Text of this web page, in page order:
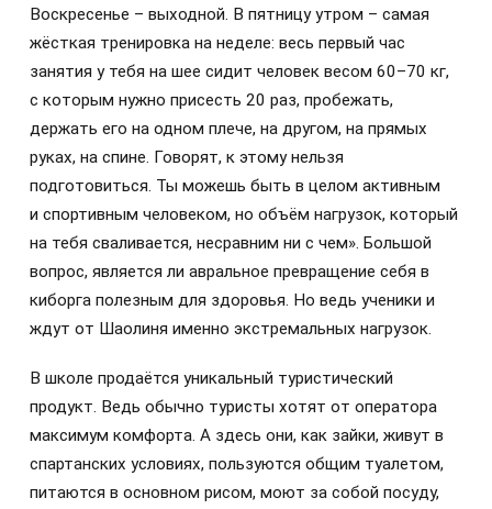
Воскресенье – выходной. В пятницу утром – самая
жёсткая тренировка на неделе: весь первый час
занятия у тебя на шее сидит человек весом 60–70 кг,
с которым нужно присесть 20 раз, пробежать,
держать его на одном плече, на другом, на прямых
руках, на спине. Говорят, к этому нельзя
подготовиться. Ты можешь быть в целом активным
и спортивным человеком, но объём нагрузок, который
на тебя сваливается, несравним ни с чем». Большой
вопрос, является ли авральное превращение себя в
киборга полезным для здоровья. Но ведь ученики и
ждут от Шаолиня именно экстремальных нагрузок.
В школе продаётся уникальный туристический
продукт. Ведь обычно туристы хотят от оператора
максимум комфорта. А здесь они, как зайки, живут в
спартанских условиях, пользуются общим туалетом,
питаются в основном рисом, моют за собой посуду,